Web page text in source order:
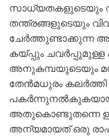
സാധ്യതകളുടെയും
തന്ത്രങ്ങളുടെയും
ചേർത്തുണ്ടാക്കുന്ന
കയ്പ്പും ചവർപ്പുമുള്ള
അനുകമ്പയുടെയും
തേൻമധുരം കലർത്തി
അതുകൊണ്ടുതന്നെ
അന്യമായത് ഒരു